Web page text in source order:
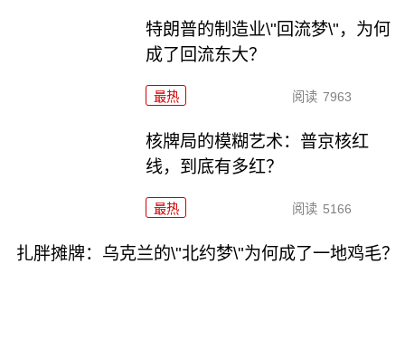
特朗普的制造业\"回流梦\"，为何
成了回流东大？
最热 阅读 7963
核牌局的模糊艺术：普京核红
线，到底有多红？
最热 阅读 5166
扎胖摊牌：乌克兰的\"北约梦\"为何成了一地鸡毛？